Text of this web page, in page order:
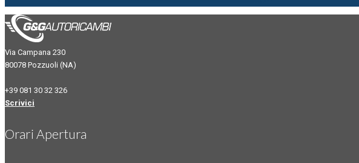
Via Campana 230
80078 Pozzuoli (NA)
+39 081 30 32 326
Scrivici
Orari Apertura